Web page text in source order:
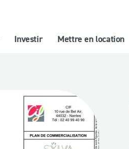
Investir Mettre en location